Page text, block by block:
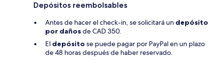
Depósitos reembolsables
Antes de hacer el check-in, se solicitará un depósito
por dañosde CAD 350.
El depósito se puede pagar por PayPal en un plazo
de 48 horas después de haber reservado.